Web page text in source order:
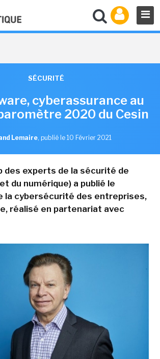
SÉCURITÉ
cyberassurance au
2020 du Cesin
Lemaire, publié le 10 Février 2021
des experts de la sécurité de
du numérique) a publié le
la cybersécurité des entreprises,
réalisé en partenariat avec